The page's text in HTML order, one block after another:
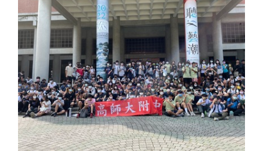
前進海域中心擁抱海洋、體驗風帆，更穿梭柴山秘境、
走訪登山街的時空歷史廊道，探索西子灣的美。學生們
在校園汲取專業知識之餘，走向戶外與大自然和人文社
區展開對話，適時放鬆一下身心靈，讓學生留在「中山
限定」的美好回憶。 值得一提的是，今年特別規劃家長
限定校園導覽與講座場次，邀請陪伴孩子前來參加活動
的家長們，藉此機會認識本校優質的教學設備與師資。